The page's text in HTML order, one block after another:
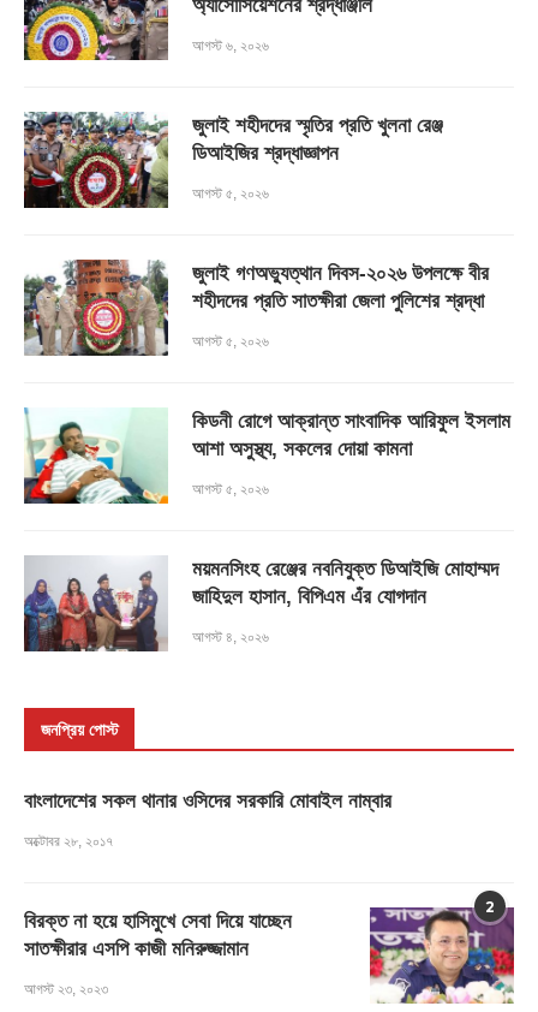
অ্যাসোসিয়েশনের শ্রদ্ধাঞ্জলি
আগস্ট ৬, ২০২৬
জুলাই শহীদদের স্মৃতির প্রতি খুলনা রেঞ্জ
ডিআইজির শ্রদ্ধাজ্ঞাপন
আগস্ট ৫, ২০২৬
জুলাই গণঅভ্যুত্থান দিবস-২০২৬ উপলক্ষে বীর
শহীদদের প্রতি সাতক্ষীরা জেলা পুলিশের শ্রদ্ধা
আগস্ট ৫, ২০২৬
কিডনী রোগে আক্রান্ত সাংবাদিক আরিফুল ইসলাম
আশা অসুস্থ্য, সকলের দোয়া কামনা
আগস্ট ৫, ২০২৬
ময়মনসিংহ রেঞ্জের নবনিযুক্ত ডিআইজি মোহাম্মদ
জাহিদুল হাসান, বিপিএম এঁর যোগদান
আগস্ট ৪, ২০২৬
জনপ্রিয় পোস্ট
বাংলাদেশের সকল থানার ওসিদের সরকারি মোবাইল নাম্বার
অক্টোবর ২৮, ২০১৭
2
বিরক্ত না হয়ে হাসিমুখে সেবা দিয়ে যাচ্ছেন
সাতক্ষীরার এসপি কাজী মনিরুজ্জামান
আগস্ট ২৩, ২০২৩